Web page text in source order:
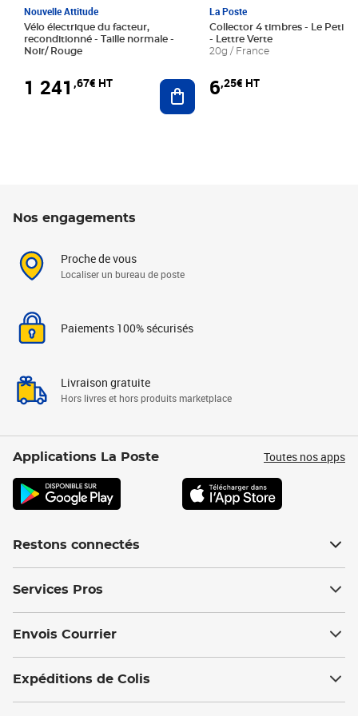
Nouvelle Attitude
Vélo électrique du facteur,
reconditionné - Taille normale -
Noir/ Rouge
1 241 ,67€ HT Ajouter au panier
La Poste
Collector 4 timbres - Le Petit
- Lettre Verte
20g / France
6,25€ HT
Nos engagements
Proche de vous
Localiser un bureau de poste
Paiements 100% sécurisés
Livraison gratuite
Hors livres et hors produits marketplace
Applications La Poste Toutes nos apps
Restons connectés
Services Pros
Envois Courrier
Expéditions de Colis